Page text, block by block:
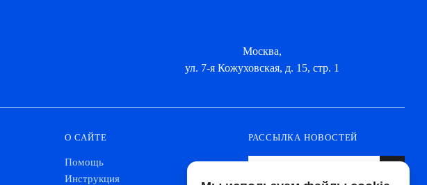
Москва,
ул. 7-я Кожуховская, д. 15, стр. 1
О САЙТЕ
Помощь
Инструкция
РАССЫЛКА НОВОСТЕЙ